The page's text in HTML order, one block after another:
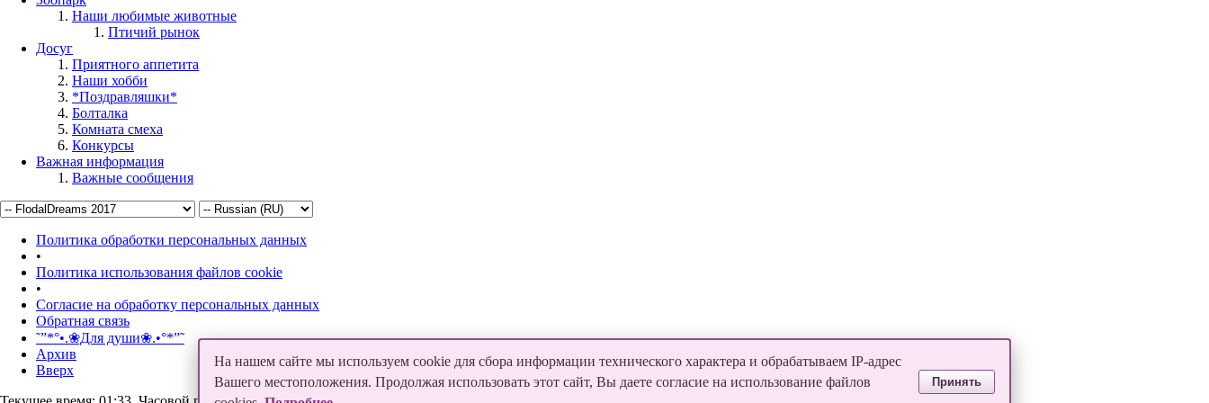
Наши любимые животные
Птичий рынок
Досуг
Приятного аппетита
Наши хобби
*Поздравляшки*
Болталка
Комната смеха
Конкурсы
Важная информация
Важные сообщения
Политика обработки персональных данных
•
Политика использования файлов cookie
•
Согласие на обработку персональных данных
Обратная связь
˜”*°•.❀Для души❀.•°*”˜
Архив
Вверх
На нашем сайте мы используем cookie для сбора информации технического характера и обрабатываем IP-адрес
Вашего местоположения. Продолжая использовать этот сайт, Вы даете согласие на использование файлов